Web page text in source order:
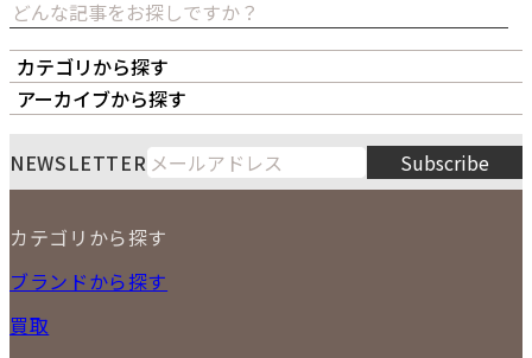
カテゴリから探す
オーナーズボイス
LIPS通販部門 LIPS 銀座店
アーカイブから探す
8
2026
月 火 水 木 金 土
日
1
2
10
11
17
18
NEWSLETTER Subscribe
カテゴリから探す
NEW ITEM
時計
ブランドから探す
買取